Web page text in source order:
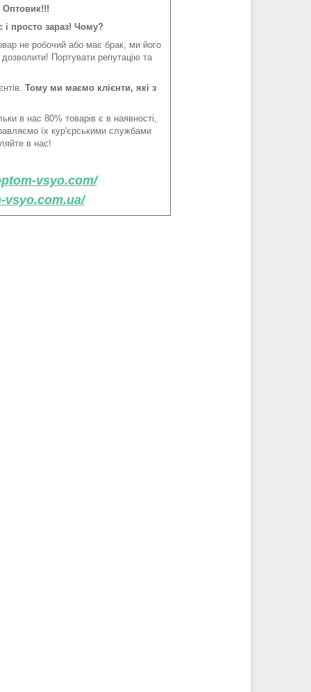
Оптовик!!!
просто зараз! Чому?
не робочий або має брак, ми його
Портувати репутацію та
Тому ми маємо клієнти, які з
в нас 80% товарів є в наявності,
їх кур'єрськими службами
в нас!
vsyo.com/
vsyo.com.ua/